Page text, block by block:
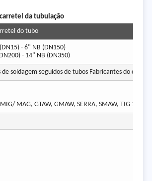
da tubulação
do tubo
- 6" NB (DN150)
- 14" NB (DN350)
soldagem seguidos de tubos Fabricantes do
MAG, GTAW, GMAW, SERRA, SMAW, TIG 1G,